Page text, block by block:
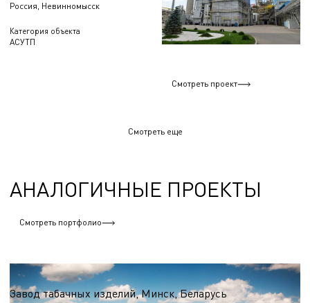
Россия, Невинномысск
Категория объекта
АСУТП
Смотреть проект
Смотреть еще
АНАЛОГИЧНЫЕ ПРОЕКТЫ
Смотреть портфолио
Пищевая промышленность
Завод табачных изделий, Минск, Беларусь